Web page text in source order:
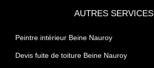
AUTRES SERVICES
Peintre intérieur Beine Nauroy
Devis fuite de toiture Beine Nauroy